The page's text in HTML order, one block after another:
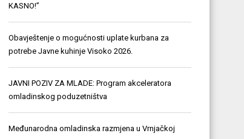
KASNO!”
Obavještenje o mogućnosti uplate kurbana za
potrebe Javne kuhinje Visoko 2026.
JAVNI POZIV ZA MLADE: Program akceleratora
omladinskog poduzetništva
Međunarodna omladinska razmjena u Vrnjačkoj